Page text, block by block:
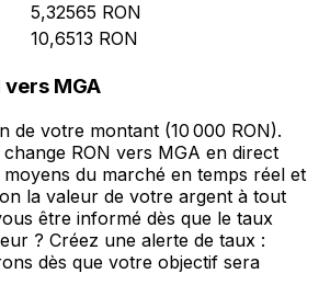
5,32565 RON
10,6513 RON
vers MGA
de votre montant (10 000 RON).
RON vers MGA en direct
moyens du marché en temps réel et
la valeur de votre argent à tout
être informé dès que le taux
? Créez une alerte de taux :
dès que votre objectif sera